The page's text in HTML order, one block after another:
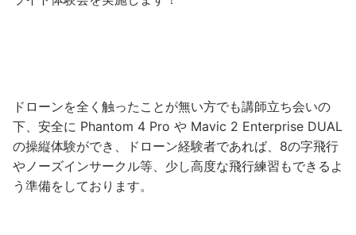
ドローンを全く触ったことが無い方でも講師立ち会いの
下、安全に Phantom 4 Pro や Mavic 2 Enterprise DUAL
の操縦体験ができ、ドローン経験者であれば、8の字飛行
やノーズインサークル等、少し高度な飛行練習もできるよ
う準備をしております。